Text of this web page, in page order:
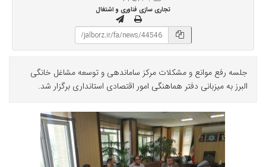
تجاری سازی فناوری و اشتغال
جلسه رفع موانع و مشکلات مرکز ساماندهی و توسعه مشاغل خانگی
البرز به میزبانی دفتر هماهنگی امور اقتصادی استانداری برگزار شد.